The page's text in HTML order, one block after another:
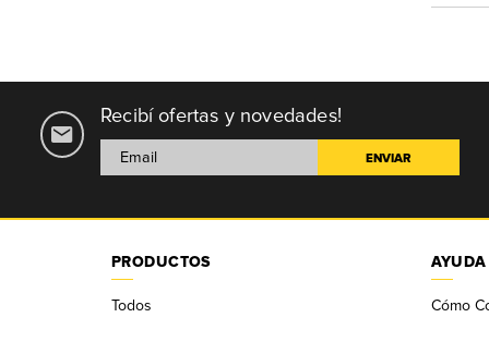
Recibí ofertas y novedades!
PRODUCTOS
Todos
AYUDA
Cómo